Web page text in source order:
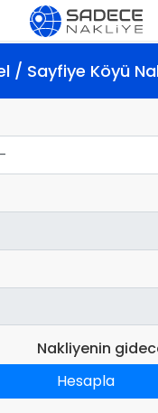
/ Sayfiye Köyü
Nakliyenin
Hesapla